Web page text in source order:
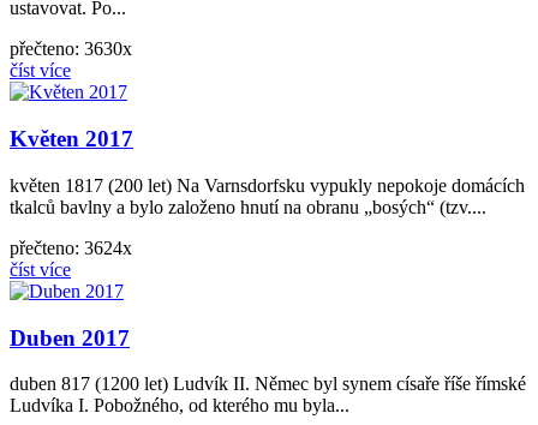
ustavovat. Po...
přečteno: 3630x
číst více
Květen 2017
květen 1817 (200 let) Na Varnsdorfsku vypukly nepokoje domácích
tkalců bavlny a bylo založeno hnutí na obranu „bosých“ (tzv....
přečteno: 3624x
číst více
Duben 2017
duben 817 (1200 let) Ludvík II. Němec byl synem císaře říše římské
Ludvíka I. Pobožného, od kterého mu byla...